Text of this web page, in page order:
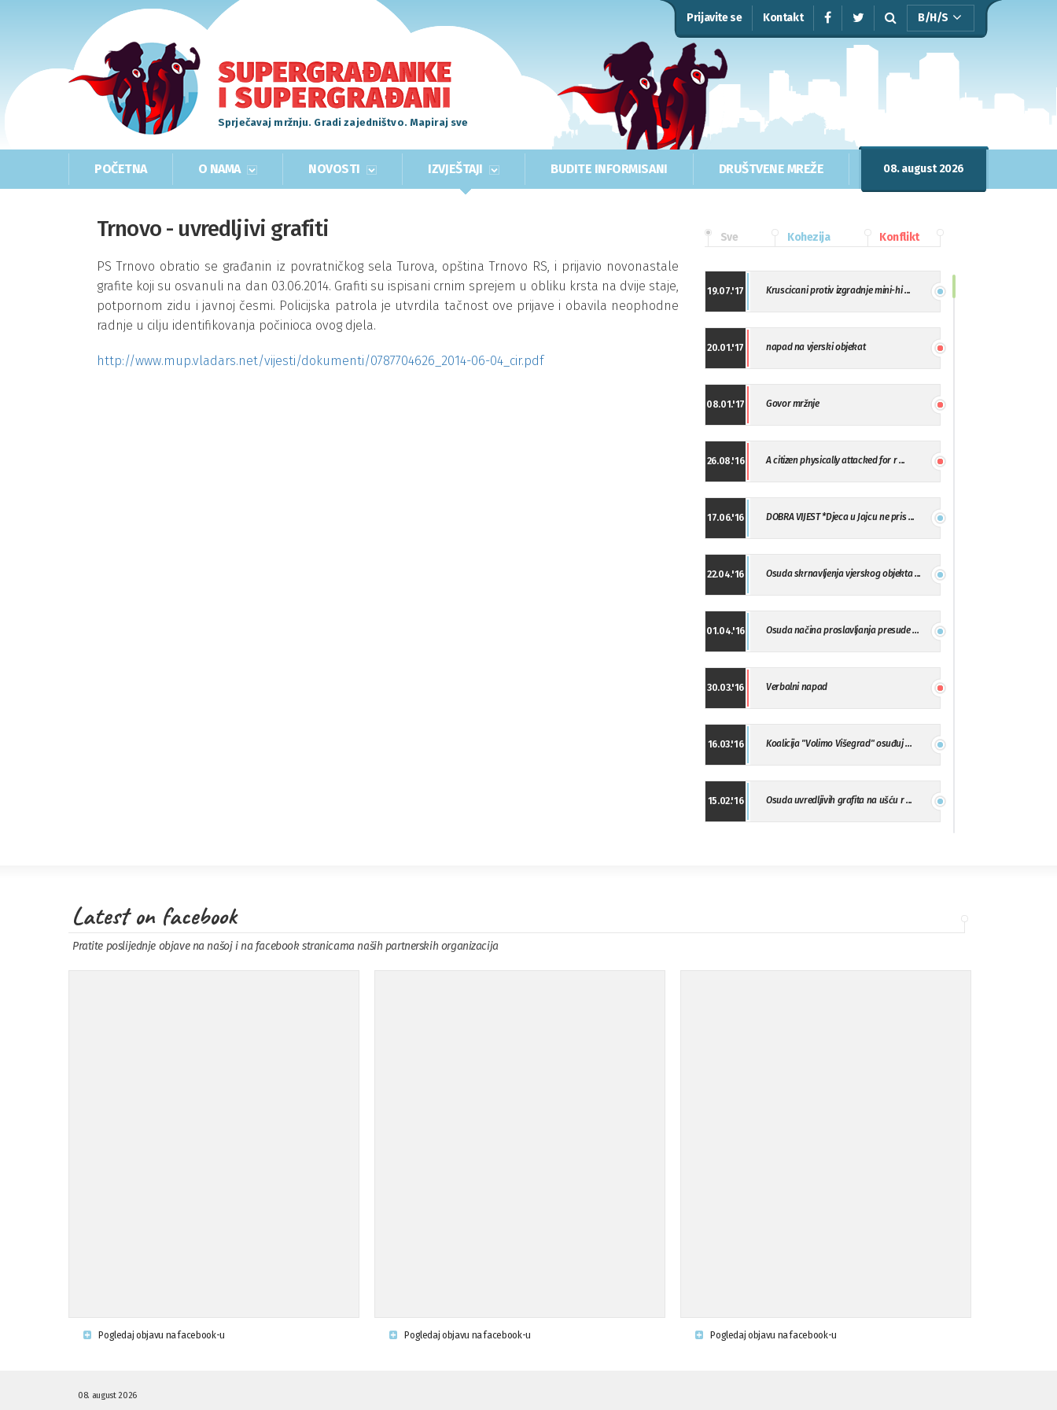
Prijavite se Kontakt B/H/S
Sprječavaj mržnju. Gradi zajedništvo. Mapiraj sve
POČETNA O NAMA NOVOSTI IZVJEŠTAJI BUDITE INFORMISANI DRUŠTVENE MREŽE 08. august 2026
Trnovo - uvredljivi grafiti
PS Trnovo obratio se građanin iz povratničkog sela Turova, opština Trnovo RS, i prijavio novonastale
grafite koji su osvanuli na dan 03.06.2014. Grafiti su ispisani crnim sprejem u obliku krsta na dvije staje,
potpornom zidu i javnoj česmi. Policijska patrola je utvrdila tačnost ove prijave i obavila neophodne
radnje u cilju identifikovanja počinioca ovog djela.
http://www.mup.vladars.net/vijesti/dokumenti/0787704626_2014-06-04_cir.pdf
Sve Kohezija Konflikt
19.07.'17 Kruscicani protiv izgradnje mini-hi ...
20.01.'17 napad na vjerski objekat
08.01.'17 Govor mržnje
26.08.'16 A citizen physically attacked for r ...
17.06.'16 DOBRA VIJEST *Djeca u Jajcu ne pris ...
22.04.'16 Osuda skrnavljenja vjerskog objekta ...
01.04.'16 Osuda načina proslavljanja presude ...
30.03.'16 Verbalni napad
16.03.'16 Koalicija "Volimo Višegrad" osuđuj ...
15.02.'16 Osuda uvredljivih grafita na ušću r ...
09.11.'15 Osuda incidenta tokom dženaze na Pe ...
Latest on facebook
Pratite poslijednje objave na našoj i na facebook stranicama naših partnerskih organizacija
Pogledaj objavu na facebook-u Pogledaj objavu na facebook-u Pogledaj objavu na facebook-u
08. august 2026